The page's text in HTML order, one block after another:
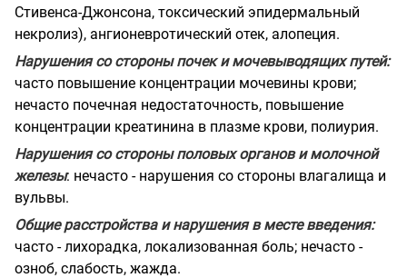
Стивенса-Джонсона, токсический эпидермальный
некролиз), ангионевротический отек, алопеция.
Нарушения со стороны почек и мочевыводящих путей:
часто повышение концентрации мочевины крови;
нечасто почечная недостаточность, повышение
концентрации креатинина в плазме крови, полиурия.
Нарушения со стороны половых органов и молочной
железы: нечасто - нарушения со стороны влагалища и
вульвы.
Общие расстройства и нарушения в месте введения:
часто - лихорадка, локализованная боль; нечасто -
озноб, слабость, жажда.